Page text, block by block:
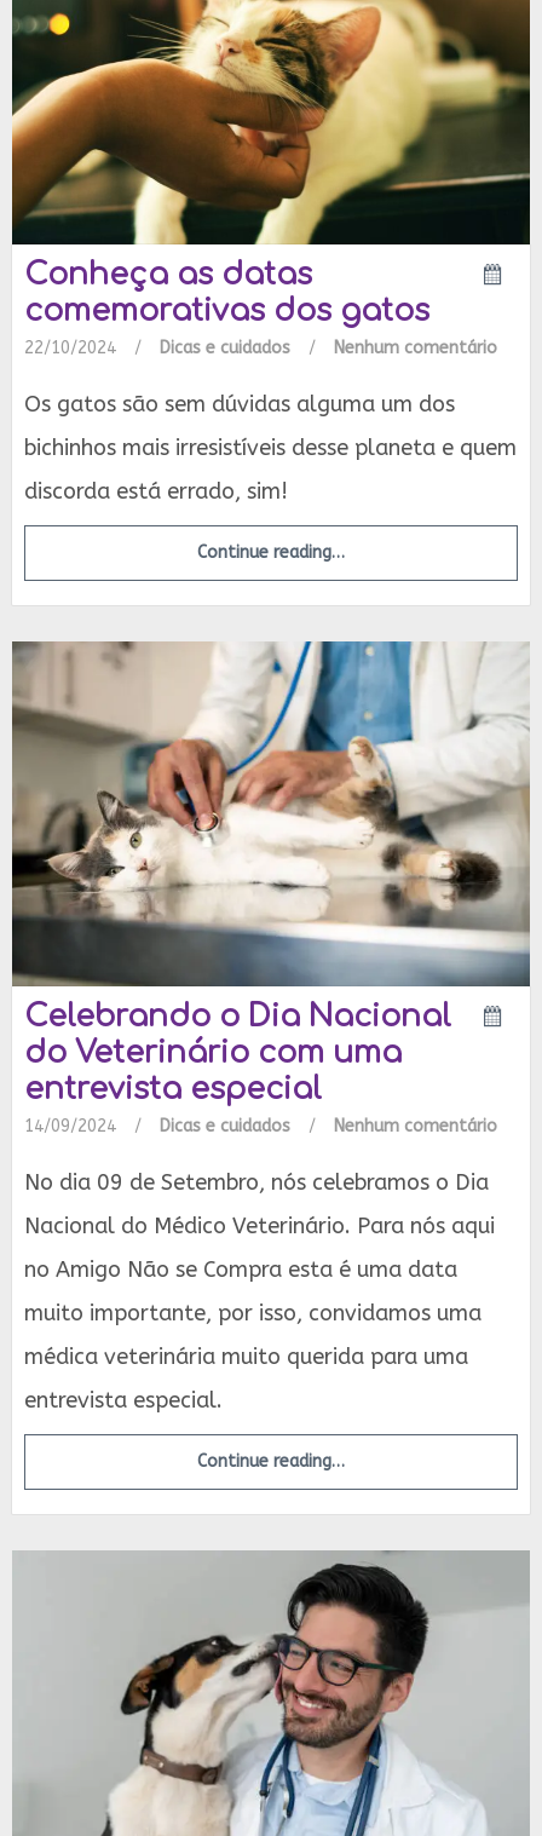
Conheça as datas
comemorativas dos gatos
22/10/2024 / Dicas e cuidados / Nenhum comentário
Os gatos são sem dúvidas alguma um dos
bichinhos mais irresistíveis desse planeta e quem
discorda está errado, sim!
Continue reading…
Celebrando o Dia Nacional
do Veterinário com uma
entrevista especial
14/09/2024 / Dicas e cuidados / Nenhum comentário
No dia 09 de Setembro, nós celebramos o Dia
Nacional do Médico Veterinário. Para nós aqui
no Amigo Não se Compra esta é uma data
muito importante, por isso, convidamos uma
médica veterinária muito querida para uma
entrevista especial.
Continue reading…